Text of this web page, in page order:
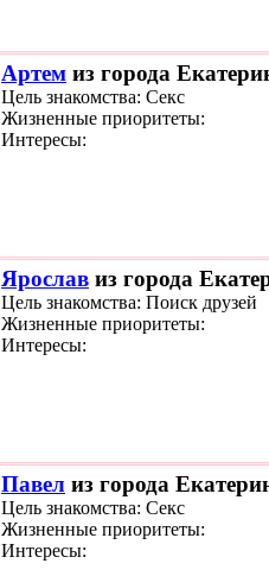
Артем из города
Цель знакомства: Секс
Жизненные приоритеты:
Интересы:
Ярослав из города
Цель знакомства: Поиск друзей
Жизненные приоритеты:
Интересы:
Павел из города
Цель знакомства: Секс
Жизненные приоритеты:
Интересы: